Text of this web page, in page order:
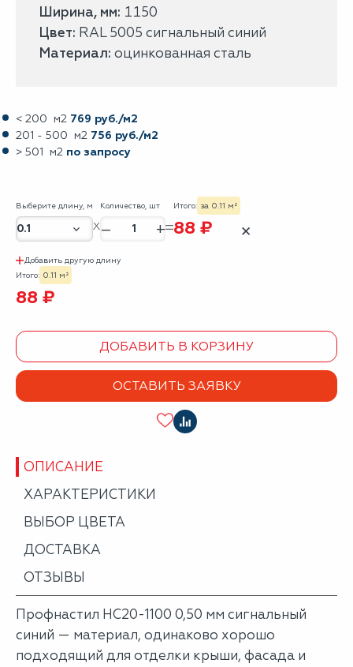
Ширина, мм: 1150
Цвет: RAL 5005 сигнальный синий
Материал: оцинкованная сталь
< 200 м2 769 руб./м2
201 - 500 м2 756 руб./м2
> 501 м2 по запросу
Выберите длину, м Количество, шт
– +
Итого: за 0.11 м²
88 ₽ ✕
Добавить другую длину
Итого: 0.11 м²
88 ₽
ДОБАВИТЬ В КОРЗИНУ
ОСТАВИТЬ ЗАЯВКУ
ОПИСАНИЕ
ХАРАКТЕРИСТИКИ
ВЫБОР ЦВЕТА
ДОСТАВКА
ОТЗЫВЫ
Профнастил НС20-1100 0,50 мм сигнальный
синий — материал, одинаково хорошо
подходящий для отделки крыши, фасада и